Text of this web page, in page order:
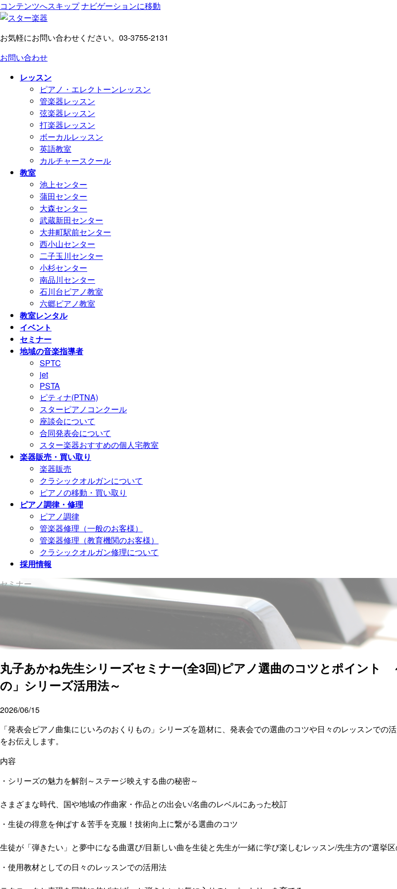
コンテンツへスキップナビゲーションに移動
お気軽にお問い合わせください。 03-3755-2131
お問い合わせ
レッスン
ピアノ・エレクトーンレッスン
管楽器レッスン
弦楽器レッスン
打楽器レッスン
ボーカルレッスン
英語教室
カルチャースクール
教室
池上センター
蒲田センター
大森センター
武蔵新田センター
大井町駅前センター
西小山センター
二子玉川センター
小杉センター
南品川センター
石川台ピアノ教室
六郷ピアノ教室
教室レンタル
イベント
セミナー
地域の音楽指導者
SPTC
jet
PSTA
ピティナ(PTNA)
スターピアノコンクール
座談会について
合同発表会について
スター楽器おすすめの個人宅教室
楽器販売・買い取り
楽器販売
クラシックオルガンについて
ピアノの移動・買い取り
ピアノ調律・修理
ピアノ調律
管楽器修理（一般のお客様）
管楽器修理（教育機関のお客様）
クラシックオルガン修理について
採用情報
セミナー
丸子あかね先生シリーズセミナー(全3回)ピアノ選曲のコツとポイント
の」シリーズ活用法～
2026/06/15
「発表会ピアノ曲集にじいろのおくりもの」シリーズを題材に、発表会での選曲のコツや日々のレッスンでの
をお伝えします。
内容
・シリーズの魅力を解剖～ステージ映えする曲の秘密～
さまざまな時代、国や地域の作曲家・作品との出会い/名曲のレベルにあった校訂
・生徒の得意を伸ばす＆苦手を克服！技術向上に繋がる選曲のコツ
生徒が「弾きたい」と夢中になる曲選び/目新しい曲を生徒と先生が一緒に学び楽しむレッスン/先生方の"選挙区
・使用教材としての日々のレッスンでの活用法